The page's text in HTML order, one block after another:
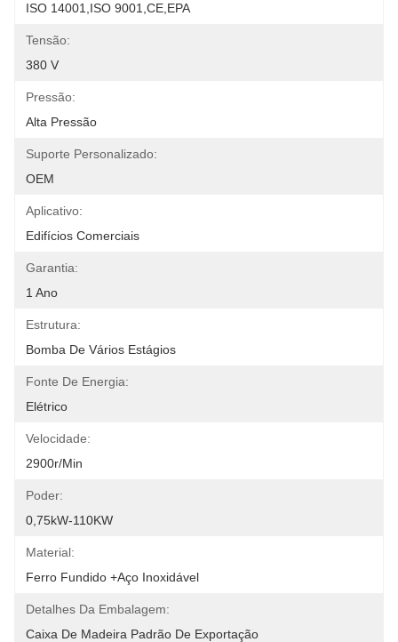
ISO 14001,ISO 9001,CE,EPA
Tensão:
380 V
Pressão:
Alta Pressão
Suporte Personalizado:
OEM
Aplicativo:
Edifícios Comerciais
Garantia:
1 Ano
Estrutura:
Bomba De Vários Estágios
Fonte De Energia:
Elétrico
Velocidade:
2900r/min
Poder:
0,75kW-110KW
Material:
Ferro Fundido +aço Inoxidável
Detalhes Da Embalagem:
Caixa De Madeira Padrão De Exportação